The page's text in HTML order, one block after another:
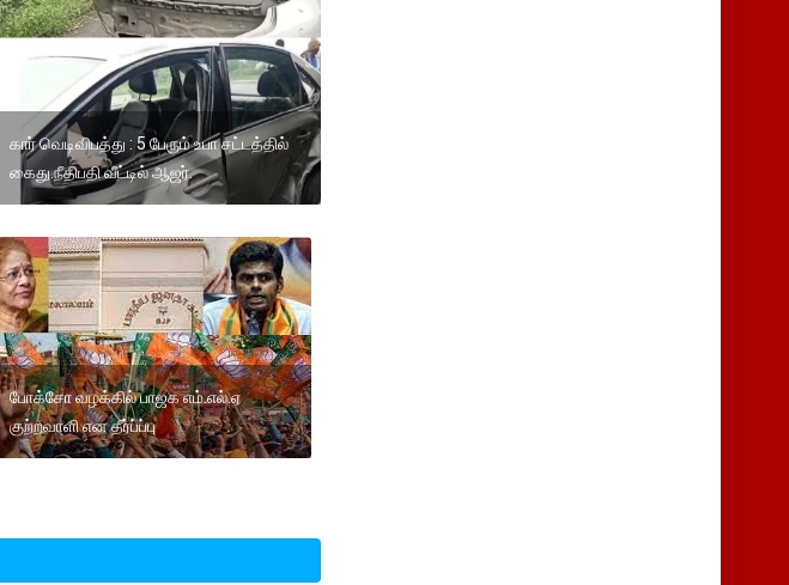
கார் வெடிவிபத்து : 5 பேரும் உபா சட்டத்தில்
கைது.நீதிபதி வீட்டில் ஆஜர்.
போக்சோ வழக்கில் பாஜக எம்.எல்.ஏ
குற்றவாளி என தீர்ப்ப்பு